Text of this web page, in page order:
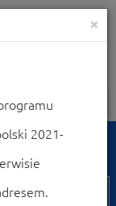
Nawigacja
×
2021-